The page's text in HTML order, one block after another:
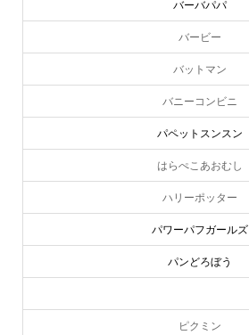
バーバパパ
バービー
バットマン
バニーコンビニ
パペットスンスン
はらぺこあおむし
ハリーポッター
パワーパフガールズ
パンどろぼう
ピクミン